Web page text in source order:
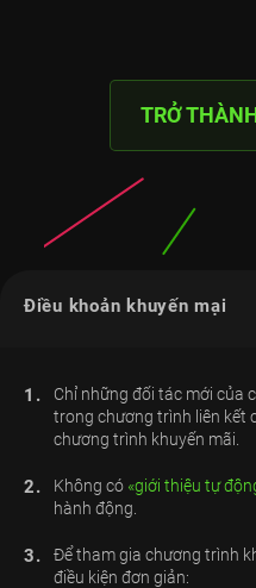
TRỞ
Điều khoản khuyến mại
1.
Chỉ những đối tác mới của
trong chương trình liên kết
chương trình khuyến mãi.
2. Không có «giới thiệu tự
hành động.
3.
Để tham gia chương trình
điều kiện đơn giản: